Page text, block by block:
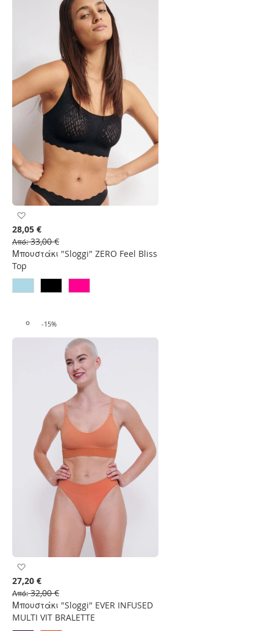
στη
Λίστα
Επιθυμιών
Μπουστάκι "Sloggi" ZERO Feel Bliss
Top
28,05 €
Από 33,00 €
-15%
στη
Λίστα
Επιθυμιών
Μπουστάκι "Sloggi" EVER INFUSED
MULTI VIT BRALETTE
27,20 €
Από 32,00 €